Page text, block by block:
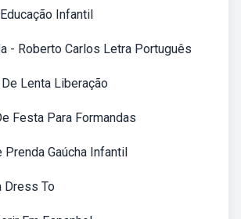
Infantil
- Roberto Carlos Letra Português
Lenta Liberação
Festa Para Formandas
Gaúcha Infantil
Dress To